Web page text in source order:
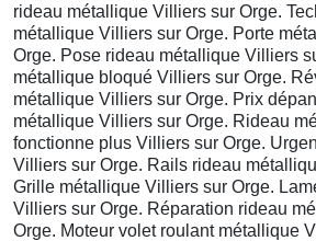
rideau métallique Villiers sur Orge.
métallique Villiers sur Orge. Porte
Orge. Pose rideau métallique Villiers
métallique bloqué Villiers sur Orge.
métallique Villiers sur Orge. Prix
métallique Villiers sur Orge. Rideau
fonctionne plus Villiers sur Orge.
Villiers sur Orge. Rails rideau
Grille métallique Villiers sur Orge.
Villiers sur Orge. Réparation rideau
Orge. Moteur volet roulant métallique